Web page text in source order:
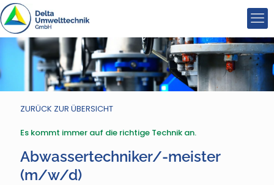
ZURÜCK ZUR ÜBERSICHT
Es kommt immer auf die richtige Technik an.
Abwassertechniker/-meister
(m/w/d)